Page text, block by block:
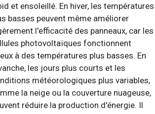
et ensoleillé. En hiver, les températures
basses peuvent même améliorer
l'efficacité des panneaux, car les
photovoltaïques fonctionnent
à des températures plus basses. En
les jours plus courts et les
météorologiques plus variables,
la neige ou la couverture nuageuse,
réduire la production d'énergie. Il